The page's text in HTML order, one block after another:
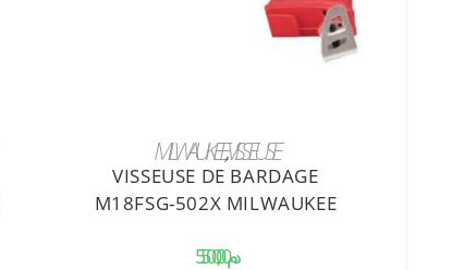
MILWAUKEE,VISSEUSE
VISSEUSE DE BARDAGE
M18FSG-502X MILWAUKEE
د.م.
5.500,00